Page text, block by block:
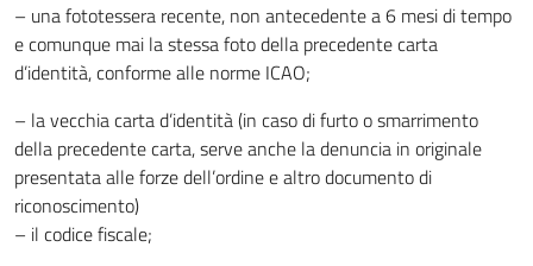
– una fototessera recente, non antecedente a 6 mesi di tempo
e comunque mai la stessa foto della precedente carta
d’identità, conforme alle norme ICAO;
– la vecchia carta d’identità (in caso di furto o smarrimento
della precedente carta, serve anche la denuncia in originale
presentata alle forze dell’ordine e altro documento di
riconoscimento)
– il codice fiscale;